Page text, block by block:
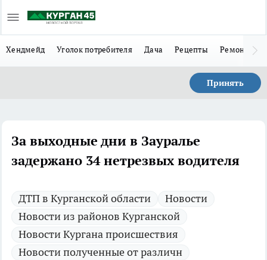
Хендмейд Уголок потребителя Дача Рецепты Ремонт
Принять
За выходные дни в Зауралье
задержано 34 нетрезвых водителя
ДТП в Курганской области
Новости
Новости из районов Курганской
Новости Кургана происшествия
Новости полученные от различн